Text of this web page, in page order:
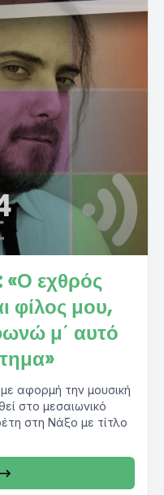
εχθρός
φίλος μου,
μ΄ αυτό
αφορμή την μουσική
στο μεσαιωνικό
στη Νάξο με τίτλο